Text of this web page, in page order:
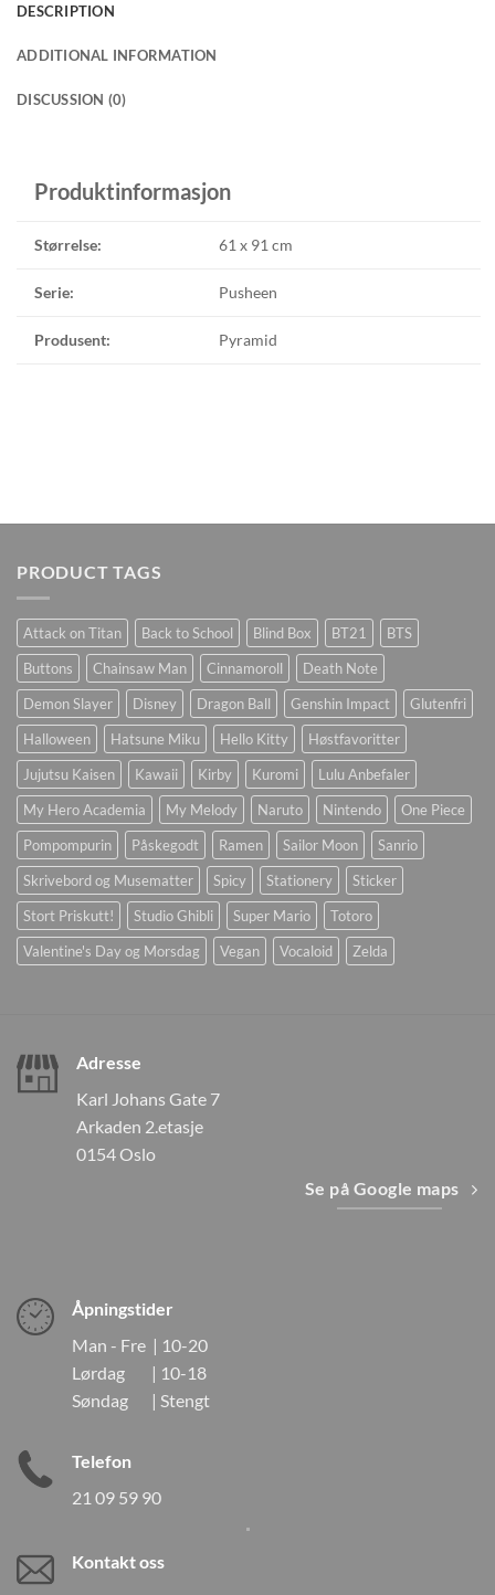
DESCRIPTION
ADDITIONAL INFORMATION
DISCUSSION (0)
Produktinformasjon
Størrelse: 61 x 91 cm
Serie: Pusheen
Produsent: Pyramid
PRODUCT TAGS
Attack on Titan Back to School Blind Box BT21
BTS
Buttons
Chainsaw Man Cinnamoroll
Death Note
Demon Slayer
Disney Dragon Ball Genshin Impact
Glutenfri
Halloween
Hatsune Miku Hello Kitty
Høstfavoritter
Jujutsu Kaisen
Kawaii Kirby Kuromi
Lulu Anbefaler
My Hero Academia
My Melody Naruto Nintendo
One Piece
Pompompurin
Påskegodt Ramen Sailor Moon
Sanrio
Skrivebord og Musematter
Spicy Stationery
Sticker
Stort Priskutt!
Studio Ghibli Super Mario
Totoro
Valentine's Day og Morsdag
Vegan Vocaloid Zelda
Adresse
Karl Johans Gate 7
Arkaden 2.etasje
0154 Oslo
Se på Google maps
Åpningstider
Man - Fre | 10-20
Lørdag | 10-18
Søndag | Stengt
Telefon
21 09 59 90
Kontakt oss